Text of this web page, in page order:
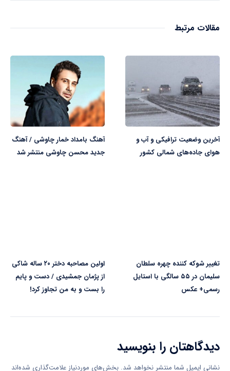
مقالات مرتبط
آخرین وضعیت ترافیکی و آب و
هوای جاده‌های شمالی کشور
آهنگ بامداد خمار چاوشی / آهنگ
جدید محسن چاوشی منتشر شد
تغییر شوکه کننده چهره سلطان
سلیمان در ۵۵ سالگی با استایل
رسمی+ عکس
اولین مصاحبه دختر ۲۰ ساله شاکی
از پژمان جمشیدی / دست و پایم
را بست و به من تجاوز کرد!
دیدگاهتان را بنویسید
نشانی ایمیل شما منتشر نخواهد شد. بخش‌های موردنیاز علامت‌گذاری شده‌اند